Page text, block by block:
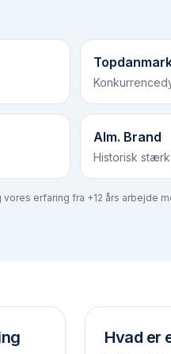
Alm. Brand
Historisk
erfaring fra +12 års arbejde
Hvad er